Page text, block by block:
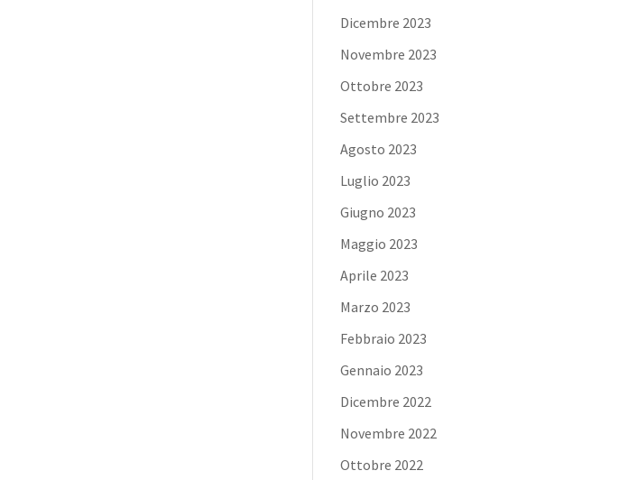
Dicembre 2023
Novembre 2023
Ottobre 2023
Settembre 2023
Agosto 2023
Luglio 2023
Giugno 2023
Maggio 2023
Aprile 2023
Marzo 2023
Febbraio 2023
Gennaio 2023
Dicembre 2022
Novembre 2022
Ottobre 2022